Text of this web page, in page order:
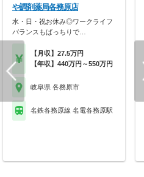
や調剤薬局各務原店
水・日・祝お休み◎ワークライフ
バランスもばっちりで…
【月収】27.5万円
【年収】440万円～550万円
岐阜県 各務原市
名鉄各務原線 名電各務原駅